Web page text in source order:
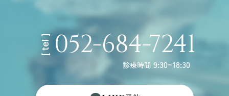
[ tel ] 052-684-7241
診療時間 9:30~18:30